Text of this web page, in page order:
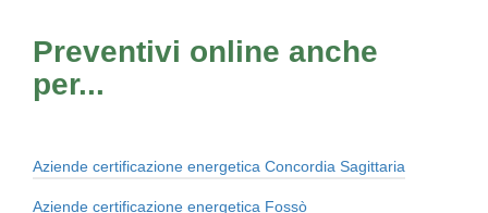
Preventivi online anche
per...
Aziende certificazione energetica Concordia Sagittaria
Aziende certificazione energetica Fossò